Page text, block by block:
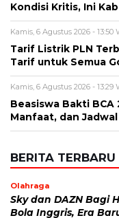
Kondisi Kritis, Ini
Kamis, 6 Agustus 2026 - 13:50
Tarif Listrik PLN
Tarif untuk Semua
Kamis, 6 Agustus 2026 - 13:29
Beasiswa Bakti BCA
Manfaat, dan
BERITA TERBARU
Olahraga
Sky dan DAZN Bagi
Bola Inggris, Era